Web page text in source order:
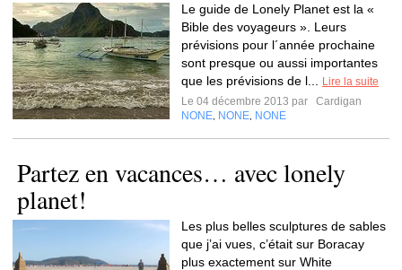
Le guide de Lonely Planet est la «
Bible des voyageurs ». Leurs
prévisions pour l´année prochaine
sont presque ou aussi importantes
que les prévisions de l...
Lire la suite
Le 04 décembre 2013 par
Cardigan
NONE NONE NONE
Partez en vacances… avec lonely
planet!
Les plus belles sculptures de sables
que j’ai vues, c’était sur Boracay
plus exactement sur White